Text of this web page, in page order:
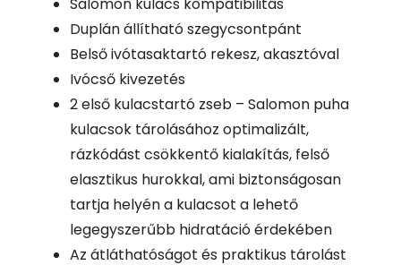
Duplán állítható szegycsontpánt
Belső ivótasaktartó rekesz, akasztóval
Ivócső kivezetés
2 első kulacstartó zseb – Salomon puha
kulacsok tárolásához optimalizált,
rázkódást csökkentő kialakítás, felső
elasztikus hurokkal, ami biztonságosan
tartja helyén a kulacsot a lehető
legegyszerűbb hidratáció érdekében
Az átláthatóságot és praktikus tárolást